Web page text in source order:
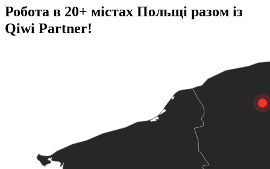
Робота в 20+ містах Польщі разом із
Qiwi Partner!